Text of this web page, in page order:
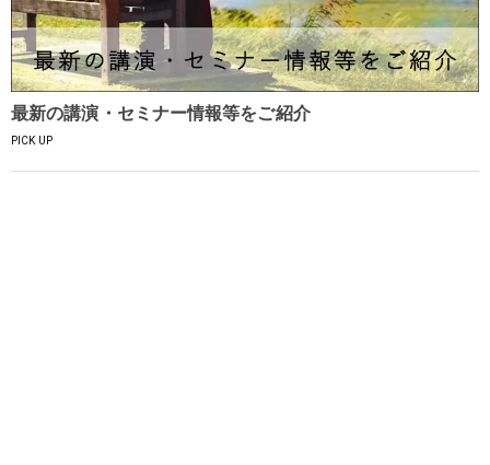
最新の講演・セミナー情報等をご紹介
PICK UP